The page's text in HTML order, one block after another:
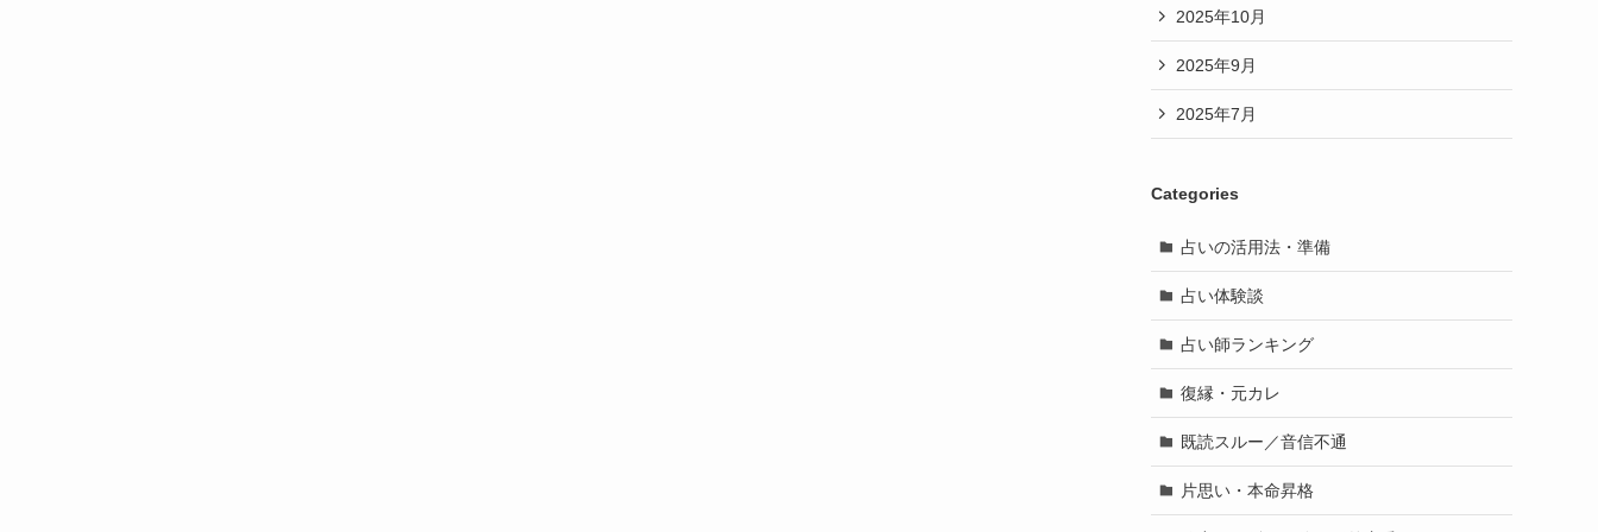
2025年10月
2025年9月
2025年7月
Categories
占いの活用法・準備
占い体験談
占い師ランキング
復縁・元カレ
既読スルー／音信不通
片思い・本命昇格